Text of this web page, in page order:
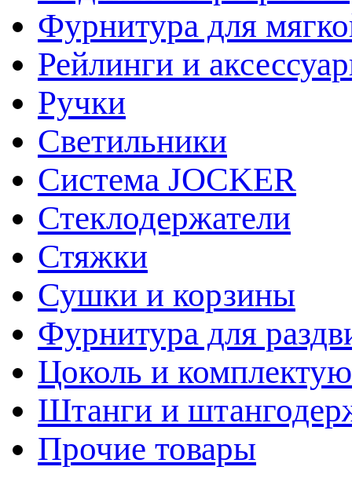
Фурнитура для
Рейлинги и
Ручки
Светильники
Система JOCKER
Стеклодержатели
Стяжки
Сушки и корзины
Фурнитура для
Цоколь и
Штанги и
Прочие товары